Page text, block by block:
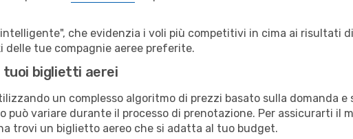
che evidenzia i voli più competitivi in cima ai risultati
delle tue compagnie aeree preferite.
tuoi biglietti aerei
un complesso algoritmo di prezzi basato sulla domanda e
può variare durante il processo di prenotazione. Per assicurarti il
trovi un biglietto aereo che si adatta al tuo budget.